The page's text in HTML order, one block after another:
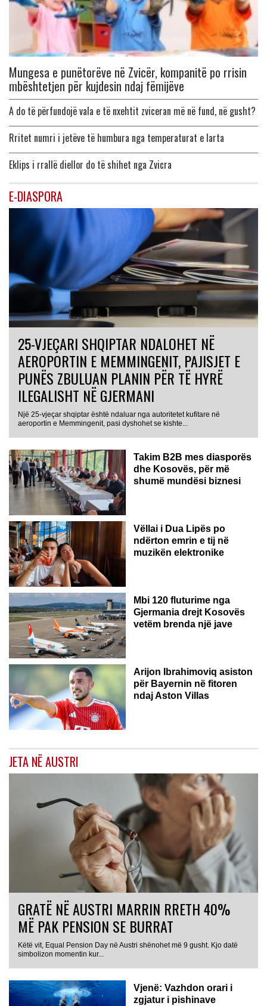
Mungesa e punëtorëve në Zvicër, kompanitë po rrisin
mbështetjen për kujdesin ndaj fëmijëve
A do të përfundojë vala e të nxehtit zviceran më në fund, në gusht?
Rritet numri i jetëve të humbura nga temperaturat e larta
Eklips i rrallë diellor do të shihet nga Zvicra
E-DIASPORA
25-VJEÇARI SHQIPTAR NDALOHET NË
AEROPORTIN E MEMMINGENIT, PAJISJET E
PUNËS ZBULUAN PLANIN PËR TË HYRË
ILEGALISHT NË GJERMANI
Një 25-vjeçar shqiptar është ndaluar nga autoritetet kufitare në
aeroportin e Memmingenit, pasi dyshohet se kishte...
Takim B2B mes diasporës
dhe Kosovës, për më
shumë mundësi biznesi
Vëllai i Dua Lipës po
ndërton emrin e tij në
muzikën elektronike
GJERMANI
Mbi 120 fluturime nga
Gjermania drejt Kosovës
vetëm brenda një jave
Arijon Ibrahimoviq asiston
për Bayernin në fitoren
ndaj Aston Villas
JETA NË AUSTRI
GRATË NË AUSTRI MARRIN RRETH 40%
MË PAK PENSION SE BURRAT
Këtë vit, Equal Pension Day në Austri shënohet më 9 gusht. Kjo datë
simbolizon momentin kur...
Vjenë: Vazhdon orari i
zgjatur i pishinave